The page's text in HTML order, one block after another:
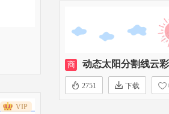
商 动态太阳分割线云
2751 下载
VIP